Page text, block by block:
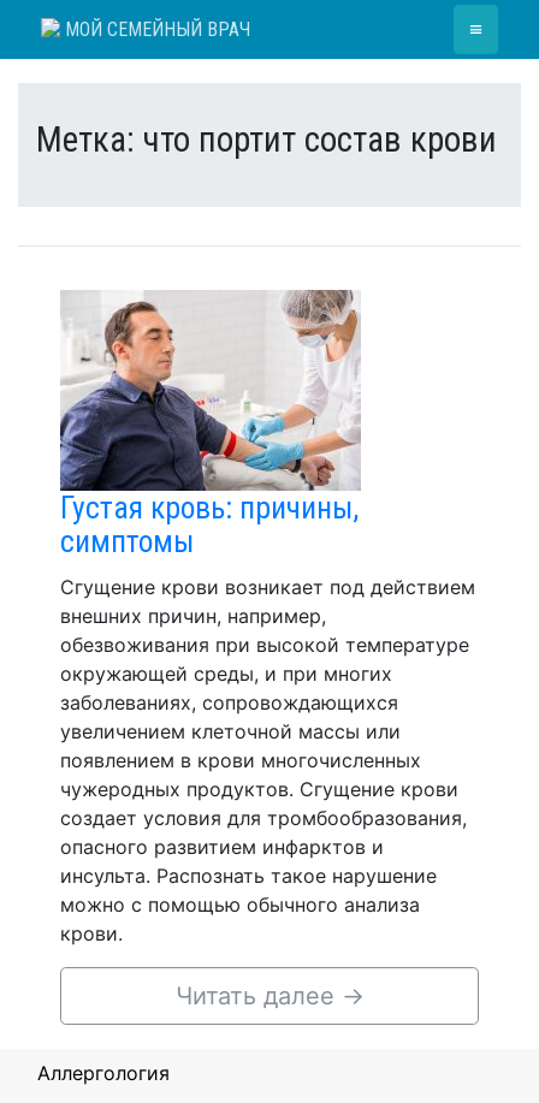
МОЙ СЕМЕЙНЫЙ ВРАЧ ≡
Метка: что портит состав крови
Густая кровь: причины,
симптомы
Сгущение крови возникает под действием
внешних причин, например,
обезвоживания при высокой температуре
окружающей среды, и при многих
заболеваниях, сопровождающихся
увеличением клеточной массы или
появлением в крови многочисленных
чужеродных продуктов. Сгущение крови
создает условия для тромбообразования,
опасного развитием инфарктов и
инсульта. Распознать такое нарушение
можно с помощью обычного анализа
крови.
Читать далее →
Аллергология